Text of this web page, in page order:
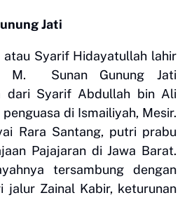
Jati
Syarif Hidayatullah lahir
M. Sunan Gunung Jati
dari Syarif Abdullah bin Ali
di Ismailiyah, Mesir.
Rara Santang, putri prabu
Pajajaran di Jawa Barat.
tersambung dengan
jalur Zainal Kabir, keturunan